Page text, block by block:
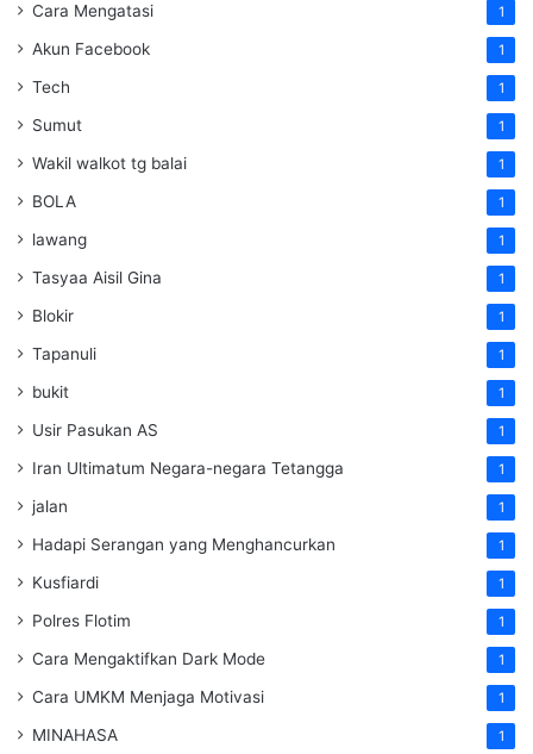
Cara Mengatasi 1
Akun Facebook 1
Tech 1
Sumut 1
Wakil walkot tg balai 1
BOLA 1
lawang 1
Tasyaa Aisil Gina 1
Blokir 1
Tapanuli 1
bukit 1
Usir Pasukan AS 1
Iran Ultimatum Negara-negara Tetangga 1
jalan 1
Hadapi Serangan yang Menghancurkan 1
Kusfiardi 1
Polres Flotim 1
Cara Mengaktifkan Dark Mode 1
Cara UMKM Menjaga Motivasi 1
MINAHASA 1